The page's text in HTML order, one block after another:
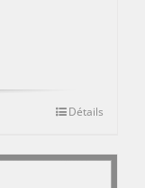
Détails